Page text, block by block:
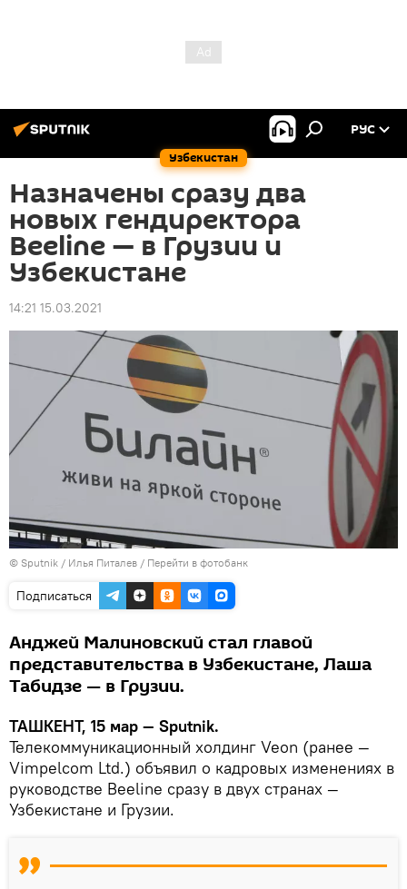
Узбекистан
РУС
Назначены сразу два
новых гендиректора
Beeline — в Грузии и
Узбекистане
14:21 15.03.2021
© Sputnik / Илья Питалев / Перейти в фотобанк
Подписаться
Анджей Малиновский стал главой
представительства в Узбекистане, Лаша
Табидзе — в Грузии.
ТАШКЕНТ, 15 мар — Sputnik.
Телекоммуникационный холдинг Veon (ранее —
Vimpelcom Ltd.) объявил о кадровых изменениях в
руководстве Beeline сразу в двух странах —
Узбекистане и Грузии.